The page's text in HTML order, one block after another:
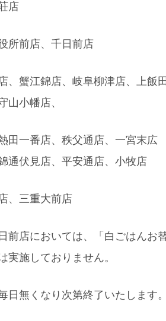
店
所前店、千日前店
、蟹江錦店、岐阜柳津店、上飯
山小幡店、
田一番店、秩父通店、一宮末広
通伏見店、平安通店、小牧店
、三重大前店
前店においては、「白ごはんお
実施しておりません。
日無くなり次第終了いたします